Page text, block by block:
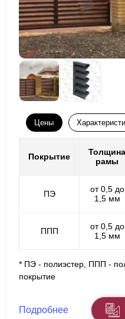
Цены
Покрытие
Толщина
рамы
ПЭ
от 0,5 до
1,5 мм
ППП
от 0,5 до
1,5 мм
* ПЭ - полиэстер, ППП -
покрытие
Подробнее